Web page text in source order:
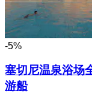
-5%
塞切尼温泉浴场
游船